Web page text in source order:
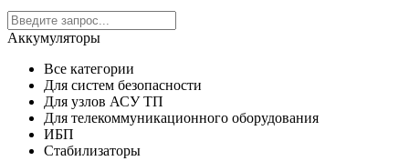
Аккумуляторы
Все категории
Для систем безопасности
Для узлов АСУ ТП
Для телекоммуникационного оборудования
ИБП
Стабилизаторы